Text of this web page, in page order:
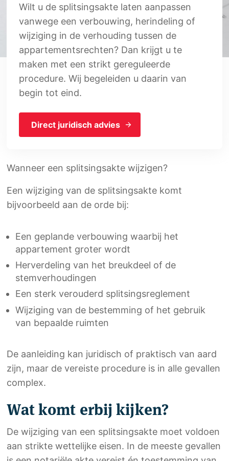
Wilt u de splitsingsakte laten aanpassen
vanwege een verbouwing, herindeling of
wijziging in de verhouding tussen de
appartementsrechten? Dan krijgt u te
maken met een strikt gereguleerde
procedure. Wij begeleiden u daarin van
begin tot eind.
Direct juridisch advies
Wanneer een splitsingsakte wijzigen?
Een wijziging van de splitsingsakte komt
bijvoorbeeld aan de orde bij:
Een geplande verbouwing waarbij het
appartement groter wordt
Herverdeling van het breukdeel of de
stemverhoudingen
Een sterk verouderd splitsingsreglement
Wijziging van de bestemming of het gebruik
van bepaalde ruimten
De aanleiding kan juridisch of praktisch van aard
zijn, maar de vereiste procedure is in alle gevallen
complex.
Wat komt erbij kijken?
De wijziging van een splitsingsakte moet voldoen
aan strikte wettelijke eisen. In de meeste gevallen